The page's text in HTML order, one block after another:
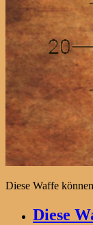
Diese Waffe
Diese